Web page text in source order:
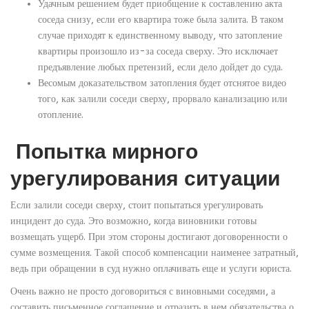
Удачным решением будет приобщение к составлению акта
соседа снизу, если его квартира тоже была залита. В таком
случае приходят к единственному выводу, что затопление
квартиры произошло из-за соседа сверху. Это исключает
предъявление любых претензий, если дело дойдет до суда.
Весомым доказательством затопления будет отснятое видео
того, как залили соседи сверху, прорвало канализацию или
отопление.
Попытка мирного
урегулирования ситуации
Если залили соседи сверху, стоит попытаться урегулировать
инцидент до суда. Это возможно, когда виновники готовы
возмещать ущерб. При этом стороны достигают договоренности о
сумме возмещения. Такой способ компенсации наименее затратный,
ведь при обращении в суд нужно оплачивать еще и услуги юриста.
Очень важно не просто договориться с виновными соседями, а